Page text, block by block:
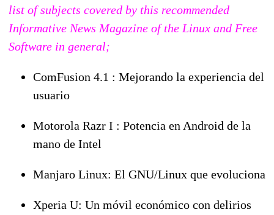
list of subjects covered by this recommended
Informative News Magazine of the Linux and Free
Software in general;
ComFusion 4.1 : Mejorando la experiencia del
usuario
Motorola Razr I : Potencia en Android de la
mano de Intel
Manjaro Linux: El GNU/Linux que evoluciona
Xperia U: Un móvil económico con delirios